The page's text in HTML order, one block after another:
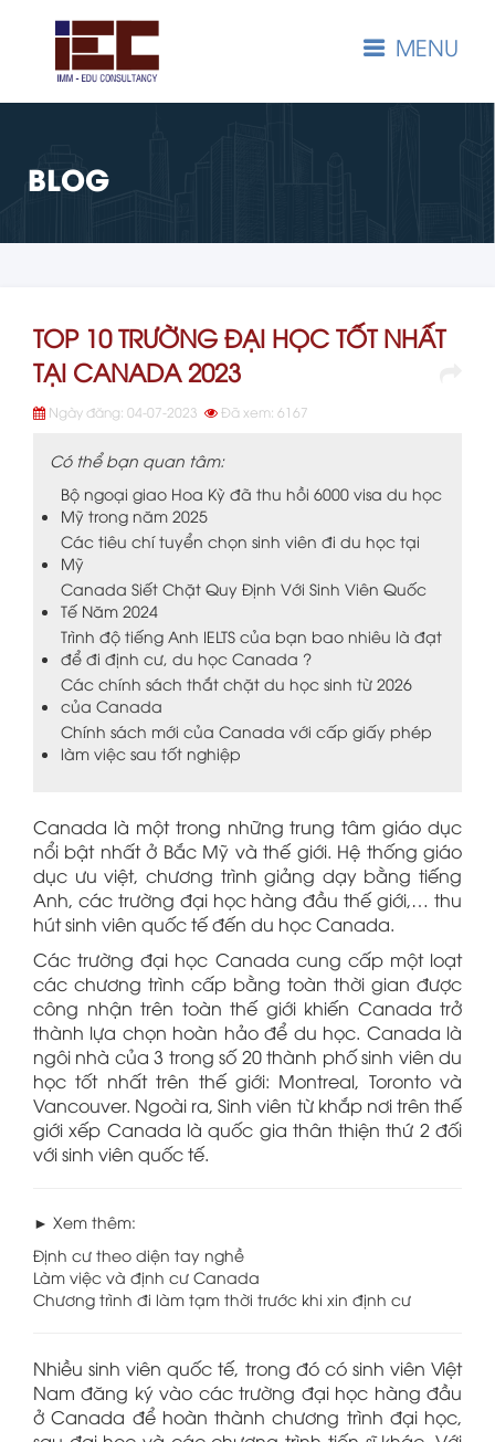
BLOG
TOP 10 TRƯỜNG ĐẠI HỌC TỐT NHẤT
TẠI CANADA 2023
Ngày đăng: 04-07-2023 Đã xem: 6167
Có thể bạn quan tâm:
Bộ ngoại giao Hoa Kỳ đã thu hồi 6000 visa du học
Mỹ trong năm 2025
Các tiêu chí tuyển chọn sinh viên đi du học tại
Mỹ
Canada Siết Chặt Quy Định Với Sinh Viên Quốc
Tế Năm 2024
Trình độ tiếng Anh IELTS của bạn bao nhiêu là đạt
để đi định cư, du học Canada ?
Các chính sách thắt chặt du học sinh từ 2026
của Canada
Chính sách mới của Canada với cấp giấy phép
làm việc sau tốt nghiệp
Canada là một trong những trung tâm giáo dục
nổi bật nhất ở Bắc Mỹ và thế giới. Hệ thống giáo
dục ưu việt, chương trình giảng dạy bằng tiếng
Anh, các trường đại học hàng đầu thế giới,… thu
hút sinh viên quốc tế đến du học Canada.
Các trường đại học Canada cung cấp một loạt
các chương trình cấp bằng toàn thời gian được
công nhận trên toàn thế giới khiến Canada trở
thành lựa chọn hoàn hảo để du học. Canada là
ngôi nhà của 3 trong số 20 thành phố sinh viên du
học tốt nhất trên thế giới: Montreal, Toronto và
Vancouver. Ngoài ra, Sinh viên từ khắp nơi trên thế
giới xếp Canada là quốc gia thân thiện thứ 2 đối
với sinh viên quốc tế.
► Xem thêm:
Định cư theo diện tay nghề
Làm việc và định cư Canada
Chương trình đi làm tạm thời trước khi xin định cư
Nhiều sinh viên quốc tế, trong đó có sinh viên Việt
Nam đăng ký vào các trường đại học hàng đầu
ở Canada để hoàn thành chương trình đại học,
MENU